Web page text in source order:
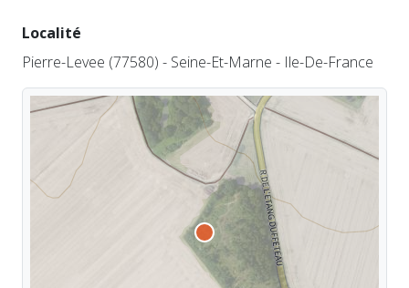
Localité
Pierre-Levee (77580) - Seine-Et-Marne - Ile-De-France